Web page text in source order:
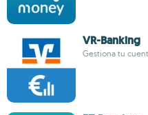
VR-Banking
Gestiona tu